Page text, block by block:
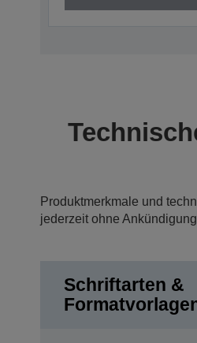
Produktmerkmale und
jederzeit ohne
Schriftarten &